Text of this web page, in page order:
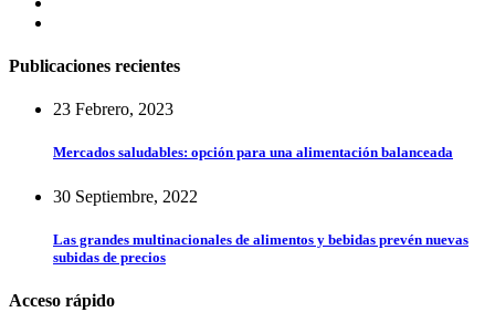
Publicaciones recientes
23 Febrero, 2023
Mercados saludables: opción para una alimentación balanceada
30 Septiembre, 2022
Las grandes multinacionales de alimentos y bebidas prevén nuevas
subidas de precios
Acceso rápido